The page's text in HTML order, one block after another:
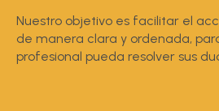
Nuestro objetivo es facilitar el
de manera clara y ordenada,
profesional pueda resolver sus